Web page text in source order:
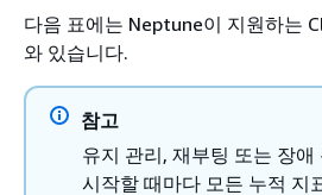
다음 표에는 Neptune이 지원하는
와 있습니다.
참고
유지 관리, 재부팅 또는 장애
시작할 때마다 모든 누적 지